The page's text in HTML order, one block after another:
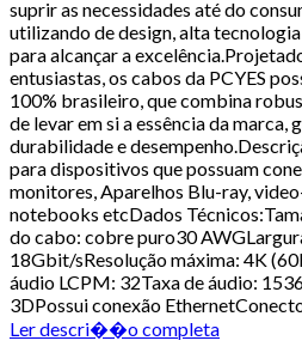
suprir as necessidades até do
utilizando de design, alta
para alcançar a
entusiastas, os cabos da PCYES
100% brasileiro, que combina
de levar em si a essência da marca,
durabilidade e
para dispositivos que possuam
monitores, Aparelhos Blu-ray,
notebooks etcDados
do cabo: cobre puro30
18Gbit/sResolução máxima: 4K
áudio LCPM: 32Taxa de áudio:
3DPossui conexão
Ler descri��o completa